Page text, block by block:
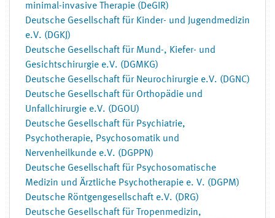
minimal-invasive Therapie (DeGIR)
Deutsche Gesellschaft für Kinder- und Jugendmedizin
e.V. (DGKJ)
Deutsche Gesellschaft für Mund-, Kiefer- und
Gesichtschirurgie e.V. (DGMKG)
Deutsche Gesellschaft für Neurochirurgie e.V. (DGNC)
Deutsche Gesellschaft für Orthopädie und
Unfallchirurgie e.V. (DGOU)
Deutsche Gesellschaft für Psychiatrie,
Psychotherapie, Psychosomatik und
Nervenheilkunde e.V. (DGPPN)
Deutsche Gesellschaft für Psychosomatische
Medizin und Ärztliche Psychotherapie e. V. (DGPM)
Deutsche Röntgengesellschaft e.V. (DRG)
Deutsche Gesellschaft für Tropenmedizin,